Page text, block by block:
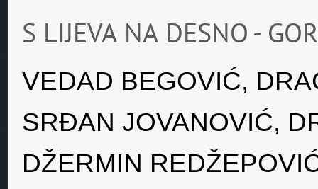
S LIJEVA NA DESNO -
VEDAD BEGOVIĆ,
SRÐAN JOVANOVIĆ,
DŽERMIN